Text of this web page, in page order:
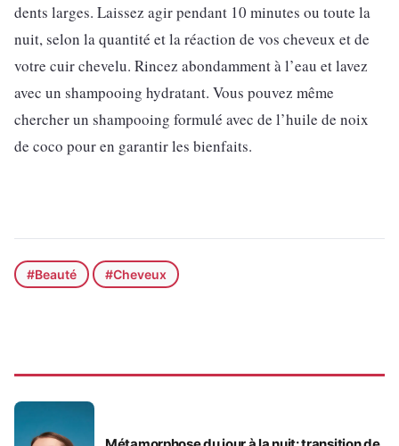
dents larges. Laissez agir pendant 10 minutes ou toute la
nuit, selon la quantité et la réaction de vos cheveux et de
votre cuir chevelu. Rincez abondamment à l’eau et lavez
avec un shampooing hydratant. Vous pouvez même
chercher un shampooing formulé avec de l’huile de noix
de coco pour en garantir les bienfaits.
#Beauté #Cheveux